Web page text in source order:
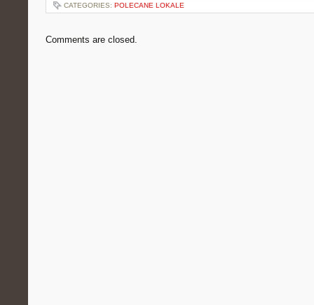
CATEGORIES: POLECANE LOKALE
Comments are closed.